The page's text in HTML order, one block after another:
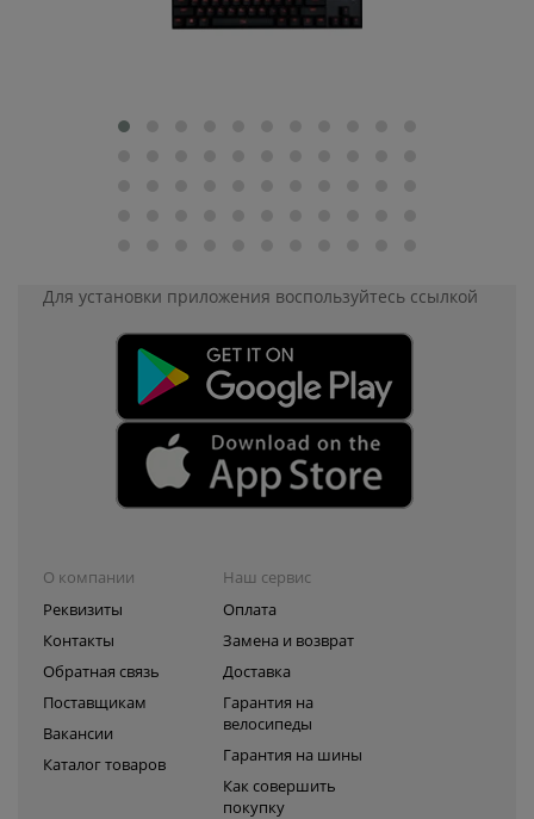
Для установки приложения воспользуйтесь ссылкой
О компании
Реквизиты
Контакты
Обратная связь
Поставщикам
Вакансии
Каталог товаров
Наш сервис
Оплата
Замена и возврат
Доставка
Гарантия на
велосипеды
Гарантия на шины
Как совершить
покупку